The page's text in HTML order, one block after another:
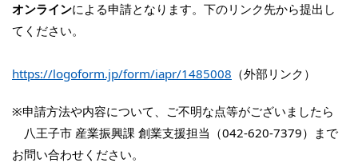
オンラインによる申請となります。下のリンク先から提出し
てください。
https://logoform.jp/form/iapr/1485008 （外部リンク）
※申請方法や内容について、ご不明な点等がございましたら
八王子市 産業振興課 創業支援担当（042-620-7379）まで
お問い合わせください。